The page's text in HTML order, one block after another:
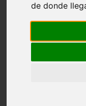
de donde
viajar
conejos
navidad